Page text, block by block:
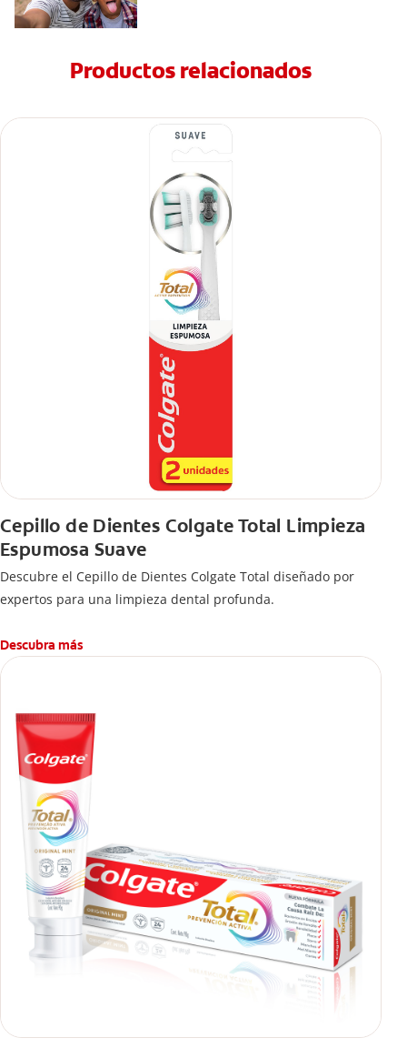
Productos relacionados
Cepillo de Dientes Colgate Total Limpieza
Espumosa Suave
Descubre el Cepillo de Dientes Colgate Total diseñado por
expertos para una limpieza dental profunda.
Descubra más